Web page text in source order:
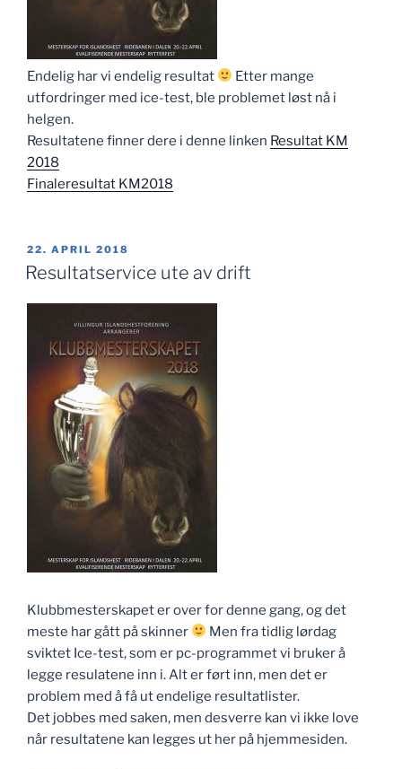
Endelig har vi endelig resultat
Etter mange
utfordringer med ice-test, ble problemet løst nå i
helgen.
Resultatene finner dere i denne linken Resultat KM
2018
Finaleresultat KM2018
PUBLISERT
22. APRIL 2018
Resultatservice ute av drift
Klubbmesterskapet er over for denne gang, og det
meste har gått på skinner
Men fra tidlig lørdag
sviktet Ice-test, som er pc-programmet vi bruker å
legge resulatene inn i. Alt er ført inn, men det er
problem med å få ut endelige resultatlister.
Det jobbes med saken, men desverre kan vi ikke love
når resultatene kan legges ut her på hjemmesiden.